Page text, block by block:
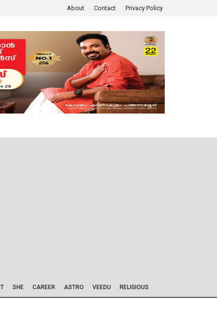
About Contact Privacy Policy
SHE CAREER ASTRO VEEDU RELIGIOUS